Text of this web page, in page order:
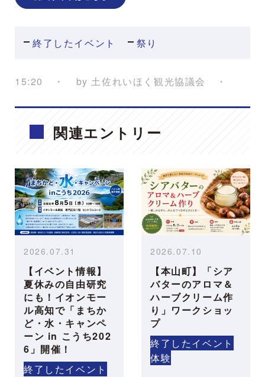
終了したイベント 祭り
by 土佐れいほく観光協議会
15:20
関連エントリー
【イベント情報】
夏休みの自由研究
にも！イオンモー
ル高知で「まちか
ど・水・キャンペ
ーン in こうち202
6」開催！
2026.07.31
終了したイベント
【本山町】「シア
バターのアロマ＆
ハーブクリーム作
り」ワークショッ
プ
2026.07.10
終了したイベント
体験